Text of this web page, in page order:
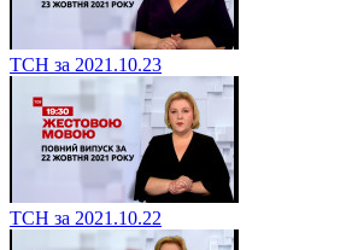
ТСН за 2021.10.23
ТСН за 2021.10.22